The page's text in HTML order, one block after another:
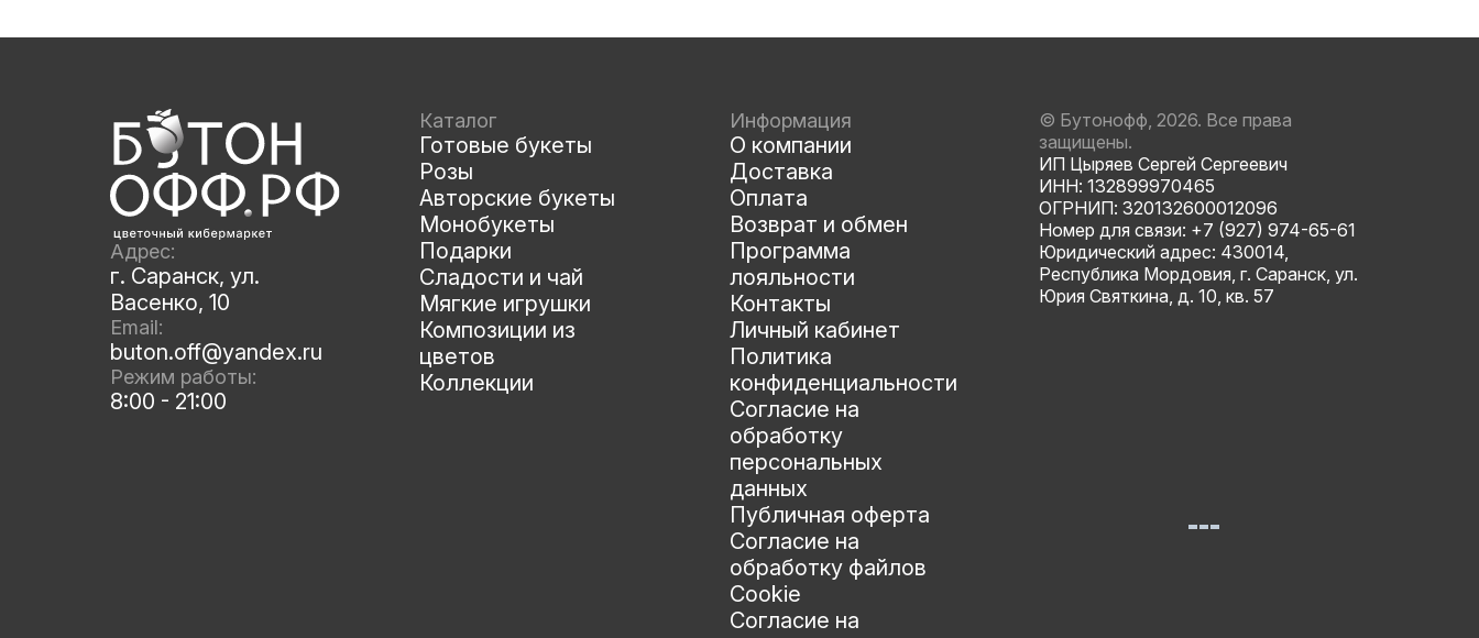
Адрес:
г. Саранск, ул.
Васенко, 10
Email:
buton.off@yandex.ru
Режим работы:
8:00 - 21:00
Каталог
Готовые букеты
Розы
Авторские букеты
Монобукеты
Подарки
Сладости и чай
Мягкие игрушки
Композиции из
цветов
Коллекции
Информация
О компании
Доставка
Оплата
Возврат и обмен
Программа
лояльности
Контакты
Личный кабинет
Политика
конфиденциальности
Согласие на
обработку
персональных
данных
Публичная оферта
Согласие на
обработку файлов
Cookie
Согласие на
© Бутонофф, 2026. Все права
защищены.
ИП Цыряев Сергей Сергеевич
ИНН: 132899970465
ОГРНИП: 320132600012096
Номер для связи: +7 (927) 974-65-61
Юридический адрес: 430014,
Республика Мордовия, г. Саранск, ул.
Юрия Святкина, д. 10, кв. 57